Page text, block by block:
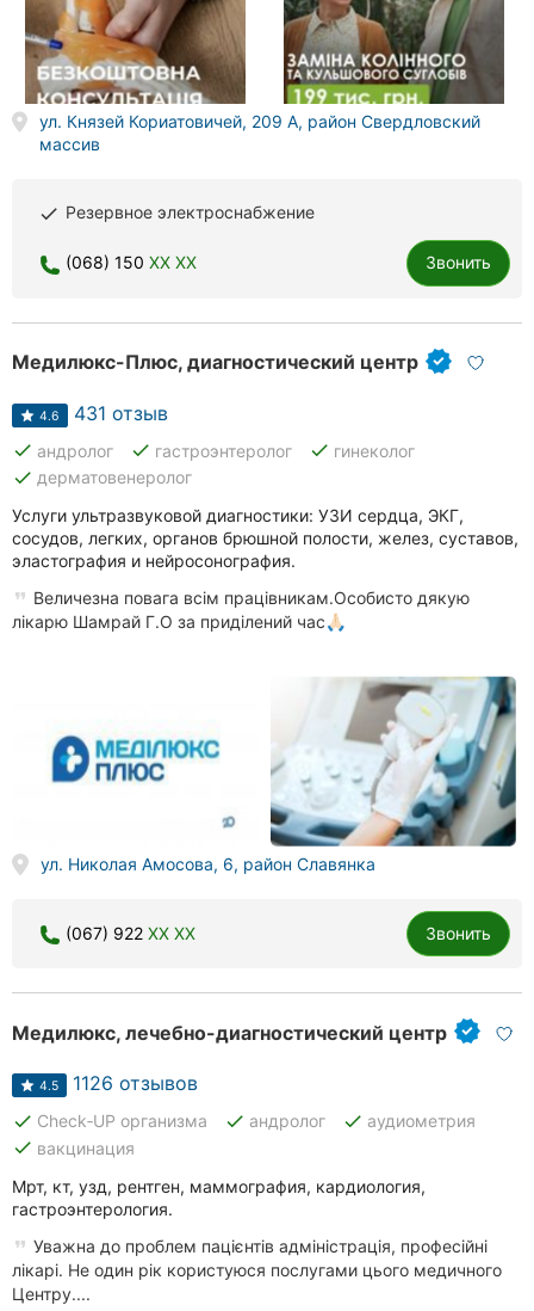
ул. Князей Кориатовичей, 209 А, район Свердловский
массив
done Резервное электроснабжение
(068) 150 XX XX Звонить
Медилюкс-Плюс, диагностический центр
4.6 431 отзыв
done андролог done гастроэнтеролог done гинеколог
done дерматовенеролог
Услуги ультразвуковой диагностики: УЗИ сердца, ЭКГ,
сосудов, легких, органов брюшной полости, желез, суставов,
эластография и нейросонография.
Величезна повага всім працівникам.Особисто дякую
лікарю Шамрай Г.О за приділений час🙏🏻
ул. Николая Амосова, 6, район Славянка
(067) 922 XX XX Звонить
Медилюкс, лечебно-диагностический центр
4.5 1126 отзывов
done Check‑UP организма done андролог done аудиометрия
done вакцинация
Мрт, кт, узд, рентген, маммография, кардиология,
гастроэнтерология.
Уважна до проблем пацієнтів адміністрація, професійні
лікарі. Не один рік користуюся послугами цього медичного
Центру....